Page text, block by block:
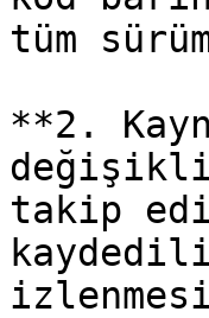
tüm
**2.
takip